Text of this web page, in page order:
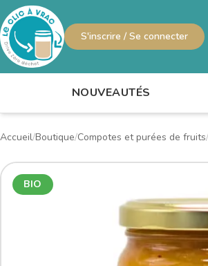
S'inscrire / Se connecter
NOUVEAUTÉS
Accueil Boutique Compotes et purées de fruits
BIO